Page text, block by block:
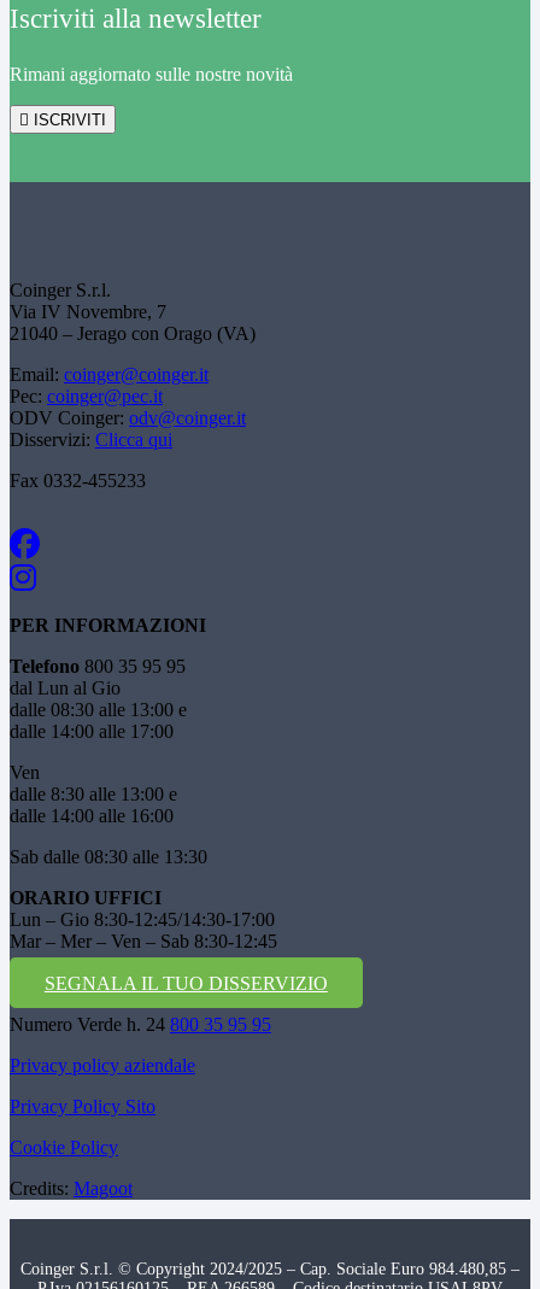
Iscriviti alla newsletter
Rimani aggiornato sulle nostre novità
ISCRIVITI
Coinger S.r.l.
Via IV Novembre, 7
21040 – Jerago con Orago (VA)
Email: coinger@coinger.it
Pec: coinger@pec.it
ODV Coinger: odv@coinger.it
Disservizi: Clicca qui
Fax 0332-455233
PER INFORMAZIONI
Telefono 800 35 95 95
dal Lun al Gio
dalle 08:30 alle 13:00 e
dalle 14:00 alle 17:00
Ven
dalle 8:30 alle 13:00 e
dalle 14:00 alle 16:00
Sab dalle 08:30 alle 13:30
ORARIO UFFICI
Lun – Gio 8:30-12:45/14:30-17:00
Mar – Mer – Ven – Sab 8:30-12:45
SEGNALA IL TUO DISSERVIZIO
Numero Verde h. 24 800 35 95 95
Privacy policy aziendale
Privacy Policy Sito
Cookie Policy
Credits: Magoot
Coinger S.r.l. © Copyright 2024/2025 – Cap. Sociale Euro 984.480,85 –